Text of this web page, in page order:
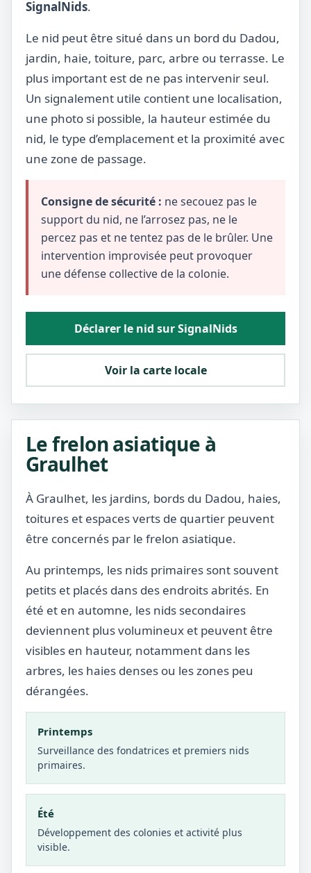
SignalNids.
Le nid peut être situé dans un bord du Dadou,
jardin, haie, toiture, parc, arbre ou terrasse. Le
plus important est de ne pas intervenir seul.
Un signalement utile contient une localisation,
une photo si possible, la hauteur estimée du
nid, le type d’emplacement et la proximité avec
une zone de passage.
Consigne de sécurité : ne secouez pas le
support du nid, ne l’arrosez pas, ne le
percez pas et ne tentez pas de le brûler. Une
intervention improvisée peut provoquer
une défense collective de la colonie.
Déclarer le nid sur SignalNids
Voir la carte locale
Le frelon asiatique à
Graulhet
À Graulhet, les jardins, bords du Dadou, haies,
toitures et espaces verts de quartier peuvent
être concernés par le frelon asiatique.
Au printemps, les nids primaires sont souvent
petits et placés dans des endroits abrités. En
été et en automne, les nids secondaires
deviennent plus volumineux et peuvent être
visibles en hauteur, notamment dans les
arbres, les haies denses ou les zones peu
dérangées.
Printemps
Surveillance des fondatrices et premiers nids
primaires.
Été
Développement des colonies et activité plus
visible.